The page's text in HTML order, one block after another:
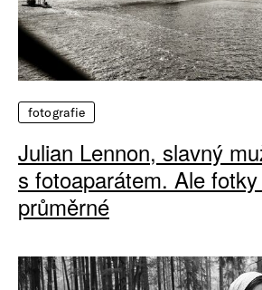
fotografie
Julian Lennon, slavný
s fotoaparátem. Ale
průměrné